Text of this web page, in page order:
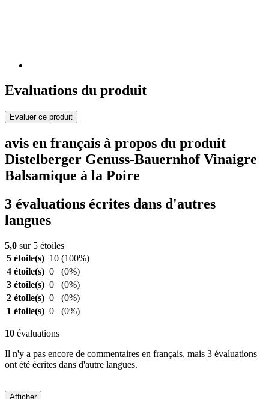
Evaluations du produit
Evaluer ce produit
avis en français à propos du produit
Distelberger Genuss-Bauernhof Vinaigre
Balsamique à la Poire
3 évaluations écrites dans d'autres
langues
5,0 sur 5 étoiles
5 étoile(s) 10 (100%)
4 étoile(s) 0
(0%)
3 étoile(s) 0
(0%)
2 étoile(s) 0
(0%)
1 étoile(s) 0 (0%)
10 évaluations
Il n'y a pas encore de commentaires en français, mais 3 évaluations
ont été écrites dans d'autre langues.
Afficher